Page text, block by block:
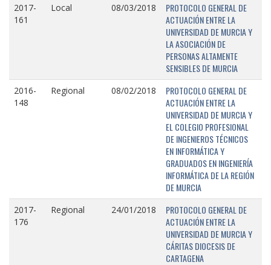
2017-
161
Local 08/03/2018
PROTOCOLO GENERAL DE
ACTUACIÓN ENTRE LA
UNIVERSIDAD DE MURCIA Y
LA ASOCIACIÓN DE
PERSONAS ALTAMENTE
SENSIBLES DE MURCIA
2016-
148
Regional 08/02/2018
PROTOCOLO GENERAL DE
ACTUACIÓN ENTRE LA
UNIVERSIDAD DE MURCIA Y
EL COLEGIO PROFESIONAL
DE INGENIEROS TÉCNICOS
EN INFORMÁTICA Y
GRADUADOS EN INGENIERÍA
INFORMÁTICA DE LA REGIÓN
DE MURCIA
2017-
176
Regional 24/01/2018
PROTOCOLO GENERAL DE
ACTUACIÓN ENTRE LA
UNIVERSIDAD DE MURCIA Y
CÁRITAS DIOCESIS DE
CARTAGENA